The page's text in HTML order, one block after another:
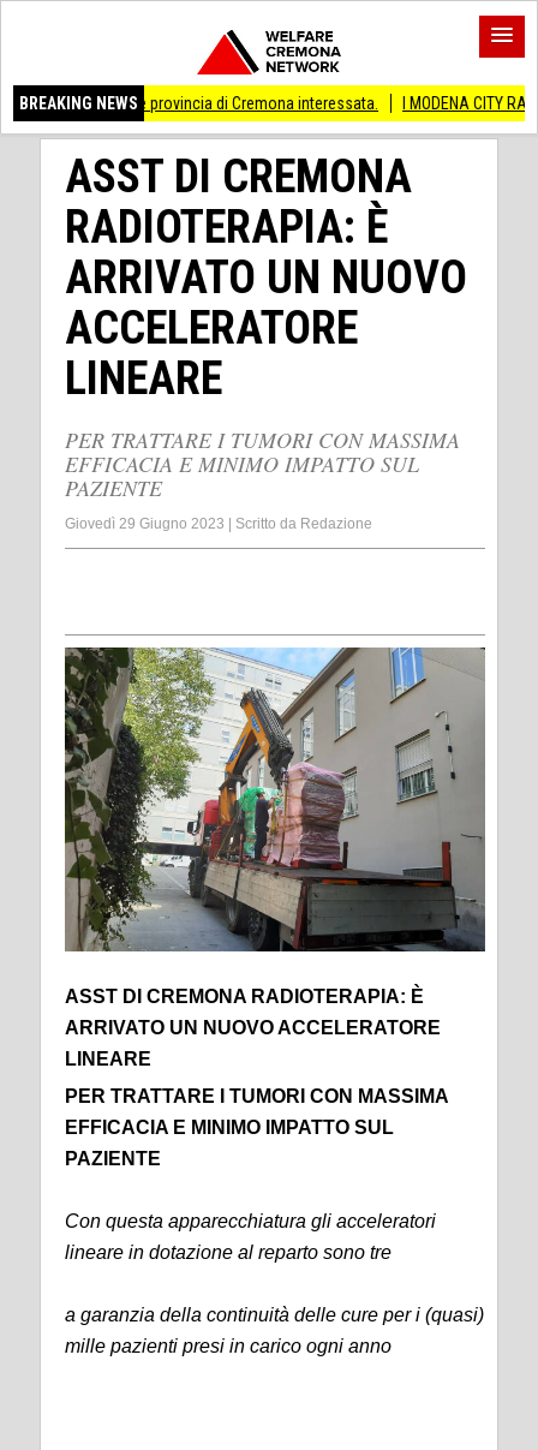
BREAKING NEWS
provincia di Cremona interessata. I MODENA CITY RAMBLERS
ASST DI CREMONA
RADIOTERAPIA: È
ARRIVATO UN NUOVO
ACCELERATORE
LINEARE
PER TRATTARE I TUMORI CON MASSIMA
EFFICACIA E MINIMO IMPATTO SUL
PAZIENTE
Giovedì 29 Giugno 2023 Scritto da Redazione
ASST DI CREMONA RADIOTERAPIA: È
ARRIVATO UN NUOVO ACCELERATORE
LINEARE
PER TRATTARE I TUMORI CON MASSIMA
EFFICACIA E MINIMO IMPATTO SUL
PAZIENTE
Con questa apparecchiatura gli acceleratori
lineare in dotazione al reparto sono tre
a garanzia della continuità delle cure per i (quasi)
mille pazienti presi in carico ogni anno